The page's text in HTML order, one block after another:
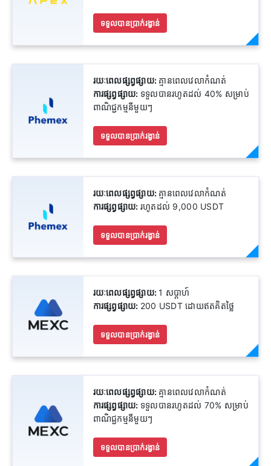
ទទួលបានប្រាក់រង្វាន់
រយៈពេលផ្សព្វផ្សាយ: គ្មានពេលវេលាកំណត់
ការផ្សព្វផ្សាយ: ទទួលបានរហូតដល់ 40% សម្រាប់
ពាណិជ្ជកម្មនីមួយៗ
ទទួលបានប្រាក់រង្វាន់
រយៈពេលផ្សព្វផ្សាយ: គ្មានពេលវេលាកំណត់
ការផ្សព្វផ្សាយ: រហូតដល់ 9,000 USDT
ទទួលបានប្រាក់រង្វាន់
រយៈពេលផ្សព្វផ្សាយ:1 សប្តាហ៍
ការផ្សព្វផ្សាយ: 200 USDT ដោយឥតគិតថ្លៃ
ទទួលបានប្រាក់រង្វាន់
រយៈពេលផ្សព្វផ្សាយ: គ្មានពេលវេលាកំណត់
ការផ្សព្វផ្សាយ: ទទួលបានរហូតដល់ 70% សម្រាប់
ពាណិជ្ជកម្មនីមួយៗ
ទទួលបានប្រាក់រង្វាន់